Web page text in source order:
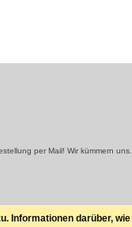
per Mail! Wir kümmern uns...
Informationen darüber,